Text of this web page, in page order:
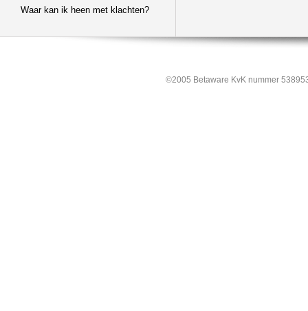
Waar kan ik heen met klachten?
©2005 Betaware KvK nummer